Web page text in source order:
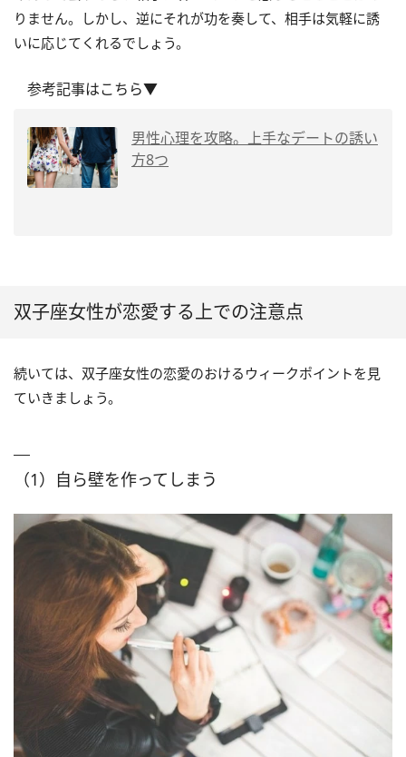
りません。しかし、逆にそれが功を奏して、相手は気軽に誘
いに応じてくれるでしょう。
参考記事はこちら▼
男性心理を攻略。上手なデートの誘い
方8つ
双子座女性が恋愛する上での注意点
続いては、双子座女性の恋愛のおけるウィークポイントを見
ていきましょう。
（1）自ら壁を作ってしまう